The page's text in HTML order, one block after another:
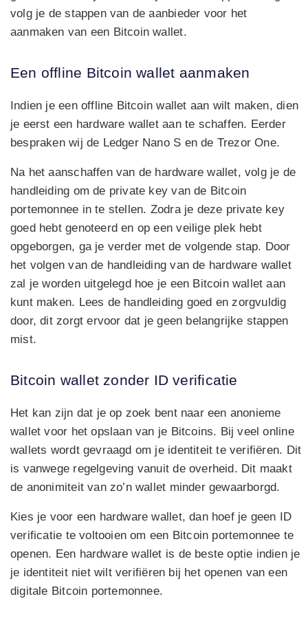
volg je de stappen van de aanbieder voor het
aanmaken van een Bitcoin wallet.
Een offline Bitcoin wallet aanmaken
Indien je een offline Bitcoin wallet aan wilt maken, dien
je eerst een hardware wallet aan te schaffen. Eerder
bespraken wij de Ledger Nano S en de Trezor One.
Na het aanschaffen van de hardware wallet, volg je de
handleiding om de private key van de Bitcoin
portemonnee in te stellen. Zodra je deze private key
goed hebt genoteerd en op een veilige plek hebt
opgeborgen, ga je verder met de volgende stap. Door
het volgen van de handleiding van de hardware wallet
zal je worden uitgelegd hoe je een Bitcoin wallet aan
kunt maken. Lees de handleiding goed en zorgvuldig
door, dit zorgt ervoor dat je geen belangrijke stappen
mist.
Bitcoin wallet zonder ID verificatie
Het kan zijn dat je op zoek bent naar een anonieme
wallet voor het opslaan van je Bitcoins. Bij veel online
wallets wordt gevraagd om je identiteit te verifiëren. Dit
is vanwege regelgeving vanuit de overheid. Dit maakt
de anonimiteit van zo’n wallet minder gewaarborgd.
Kies je voor een hardware wallet, dan hoef je geen ID
verificatie te voltooien om een Bitcoin portemonnee te
openen. Een hardware wallet is de beste optie indien je
je identiteit niet wilt verifiëren bij het openen van een
digitale Bitcoin portemonnee.